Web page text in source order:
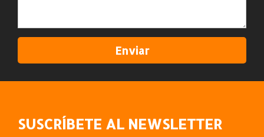
SUSCRÍBETE AL NEWSLETTER